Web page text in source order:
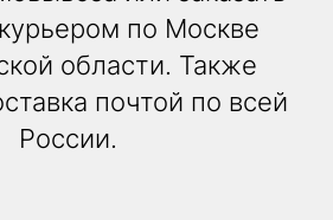
по Москве
области. Также
почтой по всей
России.